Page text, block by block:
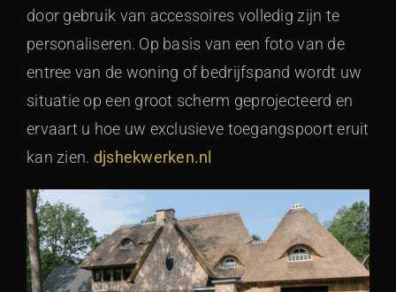
door gebruik van accessoires volledig zijn te
personaliseren. Op basis van een foto van de
entree van de woning of bedrijfspand wordt uw
situatie op een groot scherm geprojecteerd en
ervaart u hoe uw exclusieve toegangspoort eruit
kan zien. djshekwerken.nl